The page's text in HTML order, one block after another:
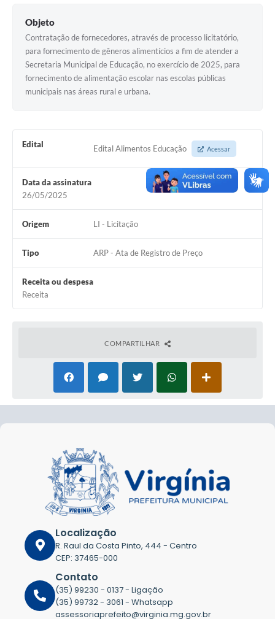
Objeto
Contratação de fornecedores, através de processo licitatório,
para fornecimento de gêneros alimentícios a fim de atender a
Secretaria Municipal de Educação, no exercício de 2025, para
fornecimento de alimentação escolar nas escolas públicas
municipais nas áreas rural e urbana.
Edital Edital Alimentos Educação Acessar
Data da assinatura
26/05/2025
Origem LI - Licitação
Tipo ARP - Ata de Registro de Preço
Receita ou despesa
Receita
COMPARTILHAR
Localização
R. Raul da Costa Pinto, 444 - Centro
CEP: 37465-000
Contato
(35) 99230 - 0137 - Ligação
(35) 99732 - 3061 - Whatsapp
assessoriaprefeito@virginia.mg.gov.br